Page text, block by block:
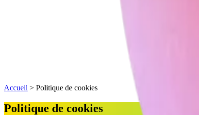
Accueil > Politique de cookies
Politique de cookies